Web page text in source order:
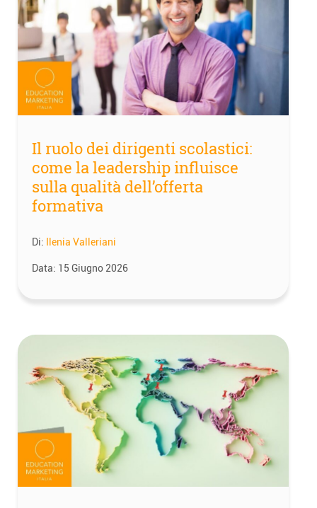
Il ruolo dei dirigenti scolastici:
come la leadership influisce
sulla qualità dell’offerta
formativa
Di: Ilenia Valleriani
Data: 15 Giugno 2026